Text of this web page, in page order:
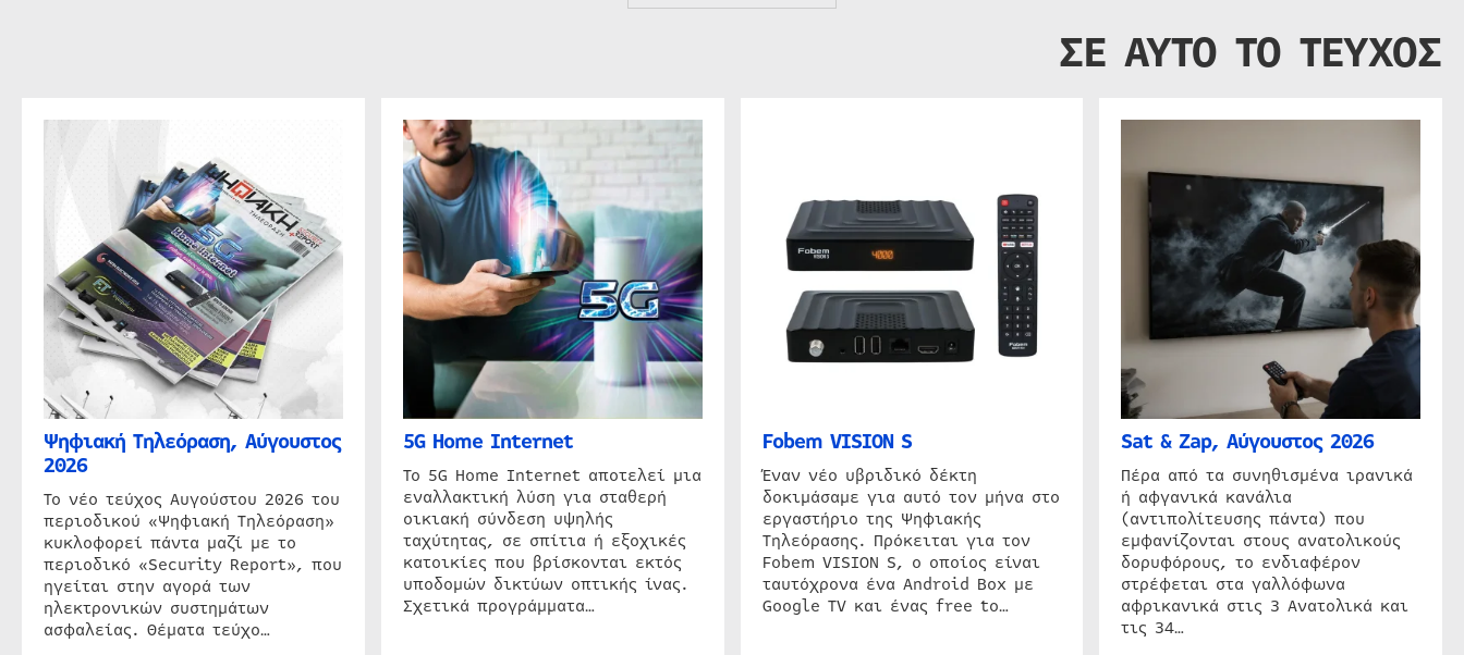
ΣΕ ΑΥΤΟ ΤΟ ΤΕΥΧΟΣ
Ψηφιακή Τηλεόραση, Αύγουστος
2026
Το νέο τεύχος Αυγούστου 2026 του
περιοδικού «Ψηφιακή Τηλεόραση»
κυκλοφορεί πάντα μαζί με το
περιοδικό «Security Report», που
ηγείται στην αγορά των
ηλεκτρονικών συστημάτων
ασφαλείας. Θέματα τεύχο…
5G Home Internet
Το 5G Home Internet αποτελεί μια
εναλλακτική λύση για σταθερή
οικιακή σύνδεση υψηλής
ταχύτητας, σε σπίτια ή εξοχικές
κατοικίες που βρίσκονται εκτός
υποδομών δικτύων οπτικής ίνας.
Σχετικά προγράμματα…
Fobem VISION S
Έναν νέο υβριδικό δέκτη
δοκιμάσαμε για αυτό τον μήνα στο
εργαστήριο της Ψηφιακής
Τηλεόρασης. Πρόκειται για τον
Fobem VISION S, ο οποίος είναι
ταυτόχρονα ένα Android Box με
Google TV και ένας free to…
Sat & Zap, Αύγουστος 2026
Πέρα από τα συνηθισμένα ιρανικά
ή αφγανικά κανάλια
(αντιπολίτευσης πάντα) που
εμφανίζονται στους ανατολικούς
δορυφόρους, το ενδιαφέρον
στρέφεται στα γαλλόφωνα
αφρικανικά στις 3 Ανατολικά και
τις 34…